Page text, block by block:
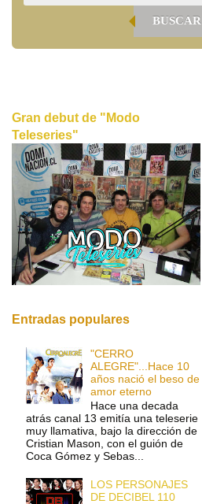
BUSCAR
Gran debut de "Modo
Teleseries"
Entradas populares
"CERRO
ALEGRE"...Hace 10
años nació el beso de
amor eterno
Hace una decada
atrás canal 13 emitía una teleserie
muy llamativa, bajo la dirección de
Cristian Mason, con el guión de
Coca Gómez y Sebas...
LOS PERSONAJES
DE DECIBEL 110